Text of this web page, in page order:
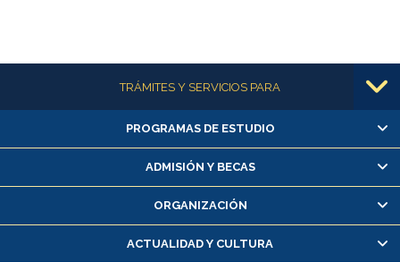
Más informaciónTRÁMITES Y SERVICIOS PARA
Alumnas/os y exalumnas/os
Matrícula en línea
Inscripción y cambio de asignaturas
Consulta y certificado de notas
PROGRAMAS DE ESTUDIO
ADMISIÓN Y BECAS
ORGANIZACIÓN
ACTUALIDAD Y CULTURA